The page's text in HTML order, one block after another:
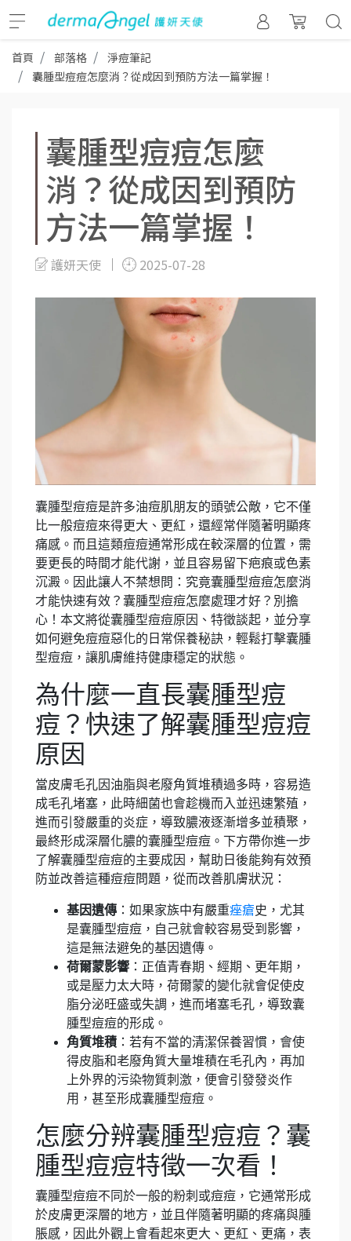
首頁 部落格
淨痘筆記
囊腫型痘痘怎麼消？從成因到預防方法一篇掌握！
囊腫型痘痘怎麼
消？從成因到預防
方法一篇掌握！
護妍天使 2025-07-28
囊腫型痘痘是許多油痘肌朋友的頭號公敵，它不僅
比一般痘痘來得更大、更紅，還經常伴隨著明顯疼
痛感。而且這類痘痘通常形成在較深層的位置，需
要更長的時間才能代謝，並且容易留下疤痕或色素
沉澱。因此讓人不禁想問：究竟囊腫型痘痘怎麼消
才能快速有效？囊腫型痘痘怎麼處理才好？別擔
心！本文將從囊腫型痘痘原因、特徵談起，並分享
如何避免痘痘惡化的日常保養秘訣，輕鬆打擊囊腫
型痘痘，讓肌膚維持健康穩定的狀態。
為什麼一直長囊腫型痘
痘？快速了解囊腫型痘痘
原因
當皮膚毛孔因油脂與老廢角質堆積過多時，容易造
成毛孔堵塞，此時細菌也會趁機而入並迅速繁殖，
進而引發嚴重的炎症，導致膿液逐漸增多並積聚，
最終形成深層化膿的囊腫型痘痘。下方帶你進一步
了解囊腫型痘痘的主要成因，幫助日後能夠有效預
防並改善這種痘痘問題，從而改善肌膚狀況：
基因遺傳 ：如果家族中有嚴重痤瘡史，尤其
是囊腫型痘痘，自己就會較容易受到影響，
這是無法避免的基因遺傳。
荷爾蒙影響 ：正值青春期、經期、更年期，
或是壓力太大時，荷爾蒙的變化就會促使皮
脂分泌旺盛或失調，進而堵塞毛孔，導致囊
腫型痘痘的形成。
角質堆積 ：若有不當的清潔保養習慣，會使
得皮脂和老廢角質大量堆積在毛孔內，再加
上外界的污染物質刺激，便會引發發炎作
用，甚至形成囊腫型痘痘。
怎麼分辨囊腫型痘痘？囊
腫型痘痘特徵一次看！
囊腫型痘痘不同於一般的粉刺或痘痘，它通常形成
於皮膚更深層的地方，並且伴隨著明顯的疼痛與腫
脹感，因此外觀上會看起來更大、更紅、更痛，表